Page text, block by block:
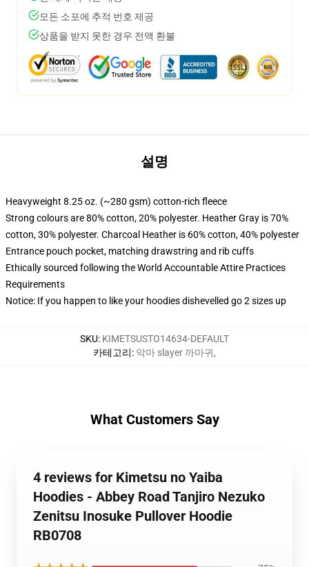
모든 소포에 추적 번호 제공
상품을 받지 못한 경우 전액 환불
설명
Heavyweight 8.25 oz. (~280 gsm) cotton-rich fleece
Strong colours are 80% cotton, 20% polyester. Heather Gray is 70%
cotton, 30% polyester. Charcoal Heather is 60% cotton, 40% polyester
Entrance pouch pocket, matching drawstring and rib cuffs
Ethically sourced following the World Accountable Attire Practices
Requirements
Notice: If you happen to like your hoodies dishevelled go 2 sizes up
SKU: KIMETSUSTO14634-DEFAULT
카테고리: 악마 slayer 까마귀,
What Customers Say
4 reviews for Kimetsu no Yaiba
Hoodies - Abbey Road Tanjiro Nezuko
Zenitsu Inosuke Pullover Hoodie
RB0708